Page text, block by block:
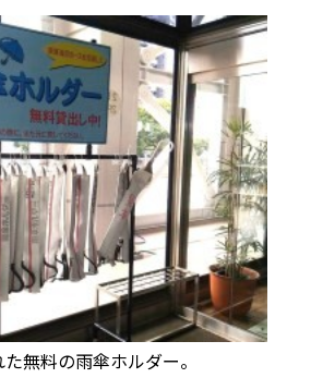
無料の雨傘ホルダー。